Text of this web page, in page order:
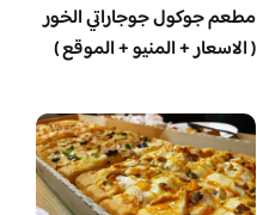
مطعم جوكول جوجاراتي الخور
( الاسعار + المنيو + الموقع )